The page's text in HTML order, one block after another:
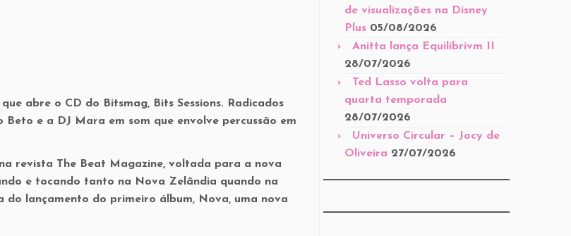
abre o CD do Bitsmag, Bits Sessions. Radicados
e a DJ Mara em som que envolve percussão em
revista The Beat Magazine, voltada para a nova
e tocando tanto na Nova Zelândia quando na
lançamento do primeiro álbum, Nova, uma nova
de visualizações na Disney
Plus 05/08/2026
Anitta lança Equilibrivm II
28/07/2026
Ted Lasso volta para
quarta temporada
28/07/2026
Universo Circular – Jocy de
Oliveira 27/07/2026